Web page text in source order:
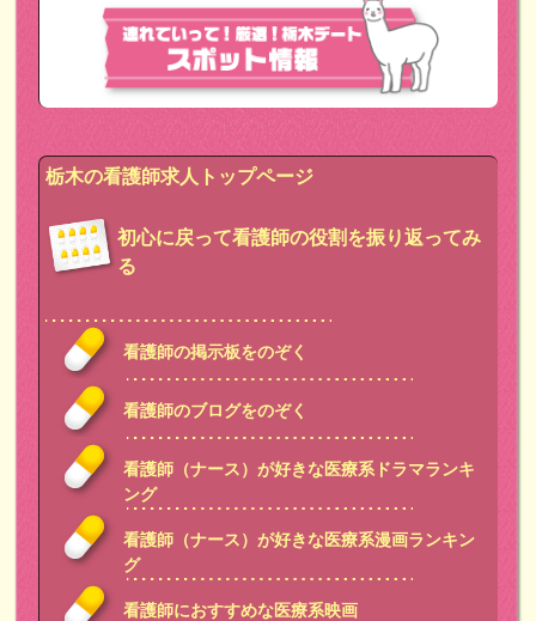
栃木の看護師求人トップページ
初心に戻って看護師の役割を振り返ってみ
る
看護師の掲示板をのぞく
看護師のブログをのぞく
看護師（ナース）が好きな医療系ドラマランキ
ング
看護師（ナース）が好きな医療系漫画ランキン
グ
看護師におすすめな医療系映画